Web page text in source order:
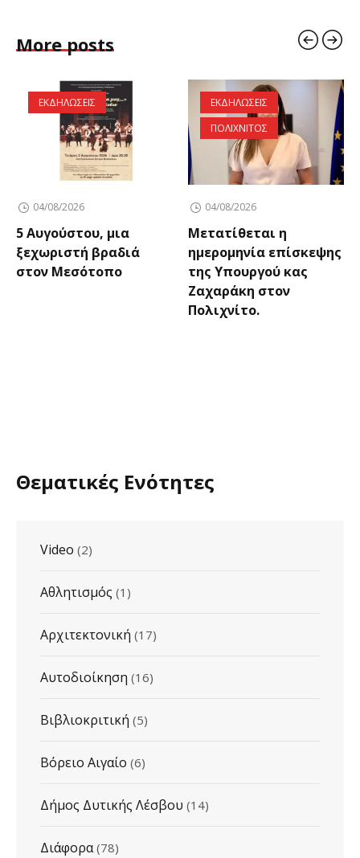
More posts
ΕΚΔΗΛΩΣΕΙΣ
04/08/2026
5 Αυγούστου, μια
ξεχωριστή βραδιά
στον Μεσότοπο
ΕΚΔΗΛΩΣΕΙΣ
ΠΟΛΙΧΝΙΤΟΣ
04/08/2026
Μετατίθεται η
ημερομηνία επίσκεψης
της Υπουργού κας
Ζαχαράκη στον
Πολιχνίτο.
Θεματικές Ενότητες
Video (2)
Αθλητισμός (1)
Αρχιτεκτονική (17)
Αυτοδιοίκηση (16)
Βιβλιοκριτική (5)
Βόρειο Αιγαίο (6)
Δήμος Δυτικής Λέσβου (14)
Διάφορα(78)